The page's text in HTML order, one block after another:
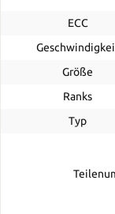
ECC
Größe
Ranks
Typ